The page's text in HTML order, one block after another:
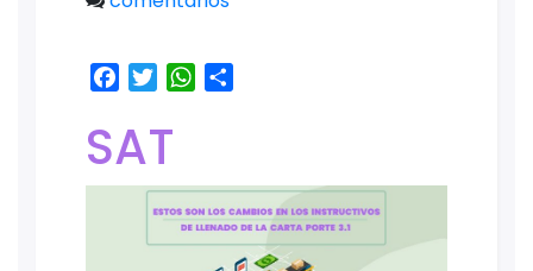
Facebook
TwitterWhatsApp
SAT